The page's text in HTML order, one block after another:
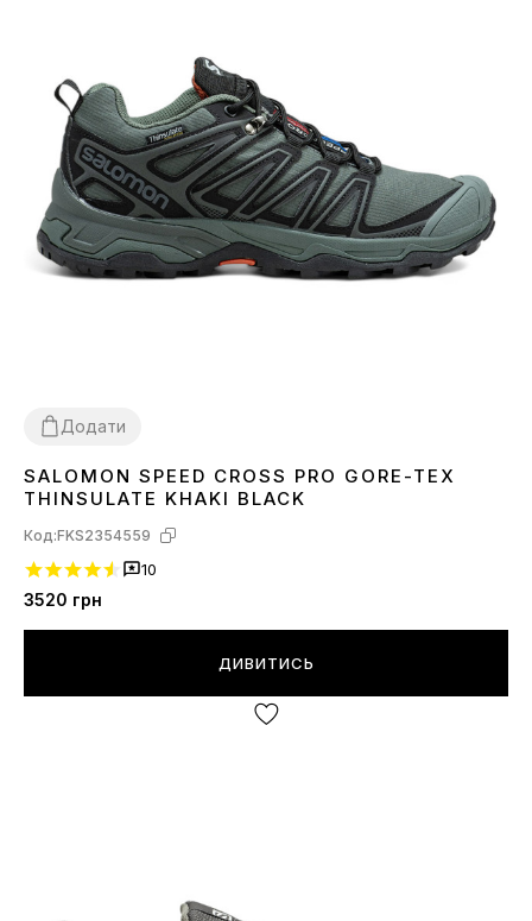
Додати
414243 44 45 46
SALOMON SPEED CROSS PRO GORE-TEX
THINSULATE KHAKI BLACK
Код:FKS2354559
10
3520 грн
ДИВИТИСЬ